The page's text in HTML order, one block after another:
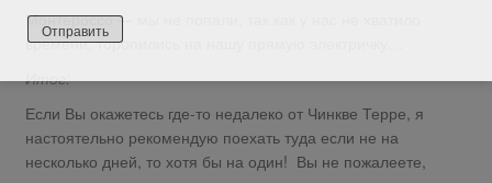
Монтероссо — мы не попали, так как у нас не хватило
времени, торопились на нашу прямую электричку…
Итог:
Если Вы окажетесь где-то недалеко от Чинкве Терре, я
настоятельно рекомендую поехать туда если не на
несколько дней, то хотя бы на один! Вы не пожалеете,